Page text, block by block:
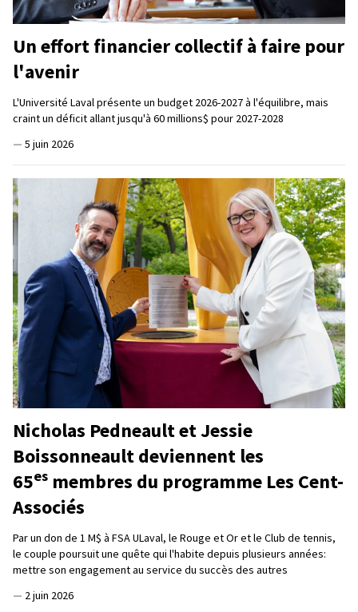
Un effort financier collectif à faire pour
l'avenir
L'Université Laval présente un budget 2026-2027 à l'équilibre, mais
craint un déficit allant jusqu'à 60 millions$ pour 2027-2028
— 5 juin 2026
Nicholas Pedneault et Jessie
Boissonneault deviennent les
65es membres du programme Les Cent-
Associés
Par un don de 1 M$ à FSA ULaval, le Rouge et Or et le Club de tennis,
le couple poursuit une quête qui l'habite depuis plusieurs années:
mettre son engagement au service du succès des autres
— 2 juin 2026